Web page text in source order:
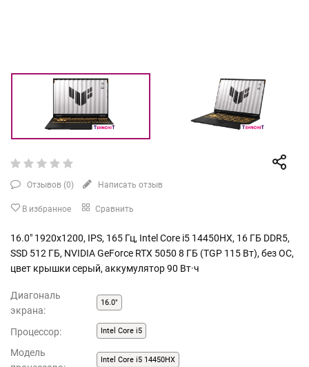
Отзывов (0) Написать отзыв
В избранное Сравнить
16.0" 1920x1200, IPS, 165 Гц, Intel Core i5 14450HX, 16 ГБ DDR5,
SSD 512 ГБ, NVIDIA GeForce RTX 5050 8 ГБ (TGP 115 Вт), без ОС,
цвет крышки серый, аккумулятор 90 Вт·ч
Диагональ
экрана:
16.0"
Процессор: Intel Core i5
Модель
Intel Core i5 14450HX